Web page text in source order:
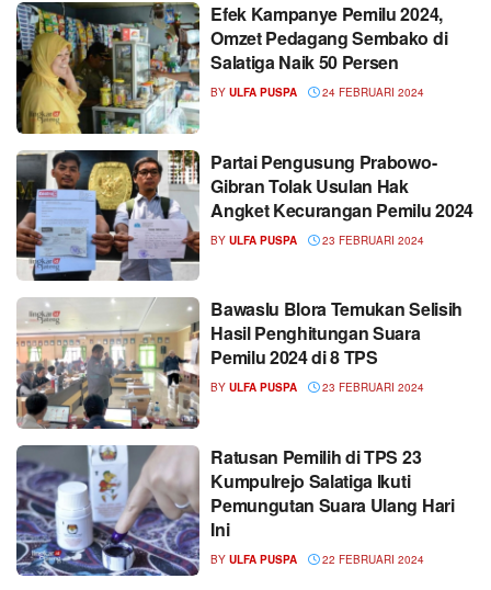
Efek Kampanye Pemilu 2024,
Omzet Pedagang Sembako di
Salatiga Naik 50 Persen
BY ULFA PUSPA 24 FEBRUARI 2024
Partai Pengusung Prabowo-
Gibran Tolak Usulan Hak
Angket Kecurangan Pemilu 2024
BY ULFA PUSPA 23 FEBRUARI 2024
Bawaslu Blora Temukan Selisih
Hasil Penghitungan Suara
Pemilu 2024 di 8 TPS
BY ULFA PUSPA 23 FEBRUARI 2024
Ratusan Pemilih di TPS 23
Kumpulrejo Salatiga Ikuti
Pemungutan Suara Ulang Hari
Ini
BY ULFA PUSPA 22 FEBRUARI 2024